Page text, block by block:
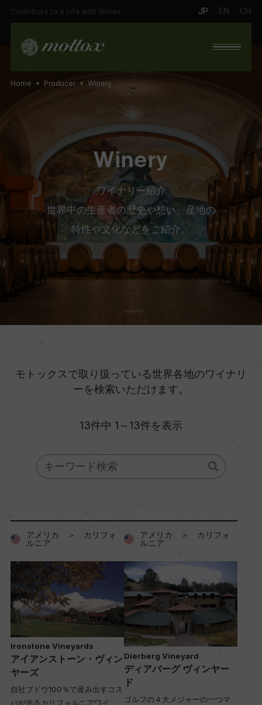
Contribute to a Life with Wines. JP EN CH
Winery
ワイナリー紹介
世界中の生産者の歴史や想い、産地の
特性や文化などをご紹介。
Home Producer Winery
モトックスで取り扱っている世界各地のワイナリ
ーを検索いただけます。
13件中 1～13件を表示
アメリカ ＞ カリフォ
ルニア
Ironstone Vineyards
アイアンストーン・ヴィン
ヤーズ
自社ブドウ100％で産み出すコス
パが光るカリフォルニアワイ
アメリカ ＞ カリフォ
ルニア
Dierberg Vineyard
ディアバーグ ヴィンヤー
ド
ゴルフの４大メジャーの一つマ